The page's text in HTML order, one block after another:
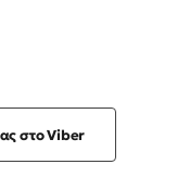
στο Viber